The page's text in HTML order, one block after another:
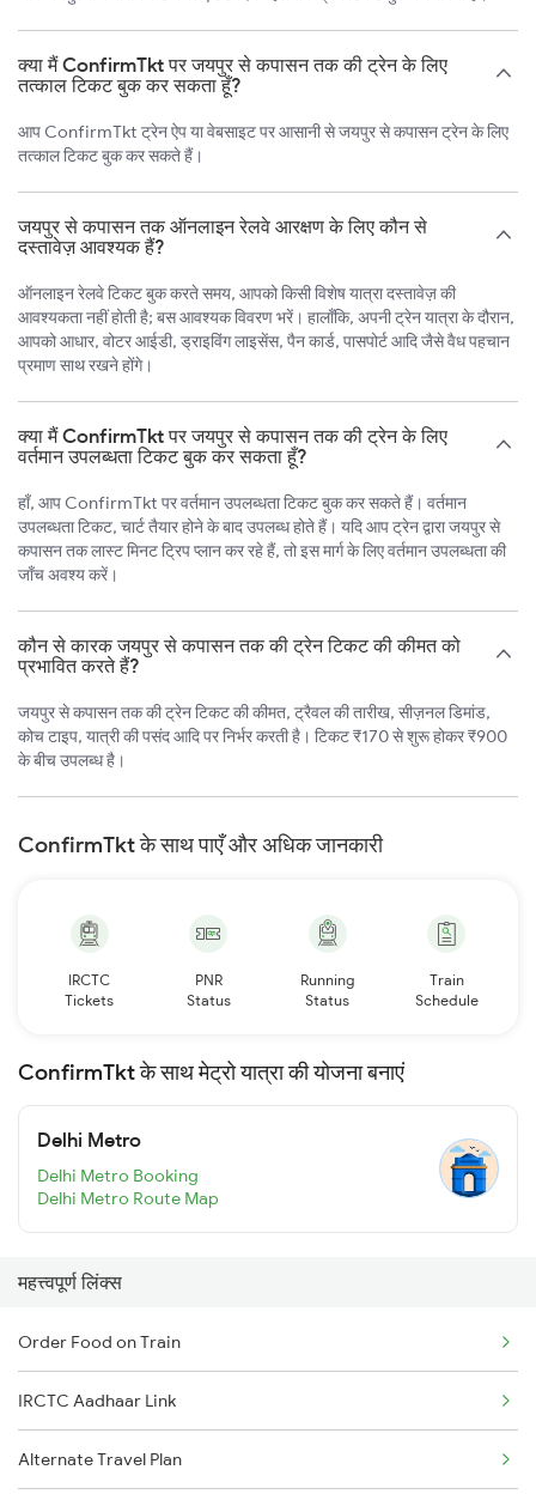
क्या मैं ConfirmTkt पर जयपुर से कपासन तक की ट्रेन के लिए
तत्काल टिकट बुक कर सकता हूँ?
आप ConfirmTkt ट्रेन ऐप या वेबसाइट पर आसानी से जयपुर से कपासन ट्रेन के लिए
तत्काल टिकट बुक कर सकते हैं।
जयपुर से कपासन तक ऑनलाइन रेलवे आरक्षण के लिए कौन से
दस्तावेज़ आवश्यक हैं?
ऑनलाइन रेलवे टिकट बुक करते समय, आपको किसी विशेष यात्रा दस्तावेज़ की
आवश्यकता नहीं होती है; बस आवश्यक विवरण भरें। हालाँकि, अपनी ट्रेन यात्रा के दौरान,
आपको आधार, वोटर आईडी, ड्राइविंग लाइसेंस, पैन कार्ड, पासपोर्ट आदि जैसे वैध पहचान
प्रमाण साथ रखने होंगे।
क्या मैं ConfirmTkt पर जयपुर से कपासन तक की ट्रेन के लिए
वर्तमान उपलब्धता टिकट बुक कर सकता हूँ?
हाँ, आप ConfirmTkt पर वर्तमान उपलब्धता टिकट बुक कर सकते हैं। वर्तमान
उपलब्धता टिकट, चार्ट तैयार होने के बाद उपलब्ध होते हैं। यदि आप ट्रेन द्वारा जयपुर से
कपासन तक लास्ट मिनट ट्रिप प्लान कर रहे हैं, तो इस मार्ग के लिए वर्तमान उपलब्धता की
जाँच अवश्य करें।
कौन से कारक जयपुर से कपासन तक की ट्रेन टिकट की कीमत को
प्रभावित करते हैं?
जयपुर से कपासन तक की ट्रेन टिकट की कीमत, ट्रैवल की तारीख, सीज़नल डिमांड,
कोच टाइप, यात्री की पसंद आदि पर निर्भर करती है। टिकट ₹170 से शुरू होकर ₹900
के बीच उपलब्ध है।
ConfirmTkt के साथ पाएँ और अधिक जानकारी
IRCTC
Tickets
PNR
Status
Running
Status
Train
Schedule
ConfirmTkt के साथ मेट्रो यात्रा की योजना बनाएं
Delhi Metro
Delhi Metro Booking
Delhi Metro Route Map
महत्त्वपूर्ण लिंक्स
Order Food on Train
IRCTC Aadhaar Link
Alternate Travel Plan